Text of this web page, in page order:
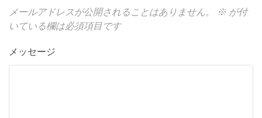
メールアドレスが公開されることはありません。 ※ が付
いている欄は必須項目です
メッセージ